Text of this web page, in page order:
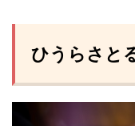
ひうらさと